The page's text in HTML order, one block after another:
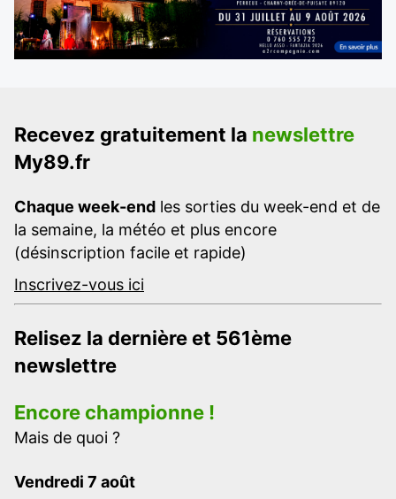
Recevez gratuitement la newslettre
My89.fr
Chaque week-end les sorties du week-end et de
la semaine, la météo et plus encore
(désinscription facile et rapide)
Inscrivez-vous ici
Relisez la dernière et 561ème
newslettre
Encore championne !
Mais de quoi ?
Vendredi 7 août